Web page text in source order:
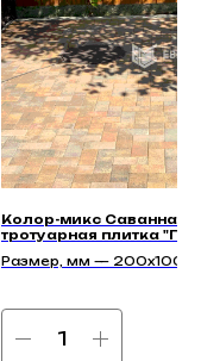
Колор-микс Саванна |
тротуарная плитка
Размер, мм —